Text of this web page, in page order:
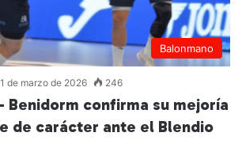
Balonmano
1 de marzo de 2026 246
Benidorm confirma su mejoría
de carácter ante el Blendio